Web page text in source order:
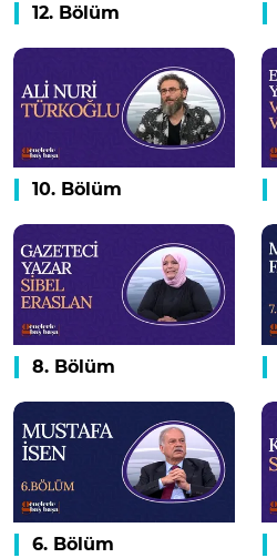
12. Bölüm
10. Bölüm
8. Bölüm
6. Bölüm